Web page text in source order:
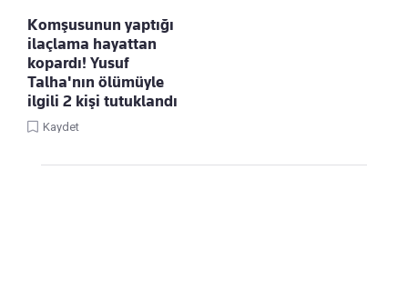
Komşusunun yaptığı
ilaçlama hayattan
kopardı! Yusuf
Talha'nın ölümüyle
ilgili 2 kişi tutuklandı
Kaydet